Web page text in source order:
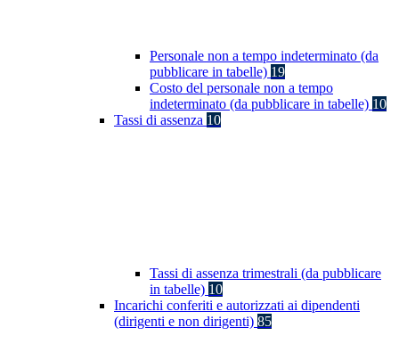
Personale non a tempo indeterminato (da
pubblicare in tabelle) 19
Costo del personale non a tempo
indeterminato (da pubblicare in tabelle) 10
Tassi di assenza 10
Tassi di assenza trimestrali (da pubblicare
in tabelle) 10
Incarichi conferiti e autorizzati ai dipendenti
(dirigenti e non dirigenti) 85